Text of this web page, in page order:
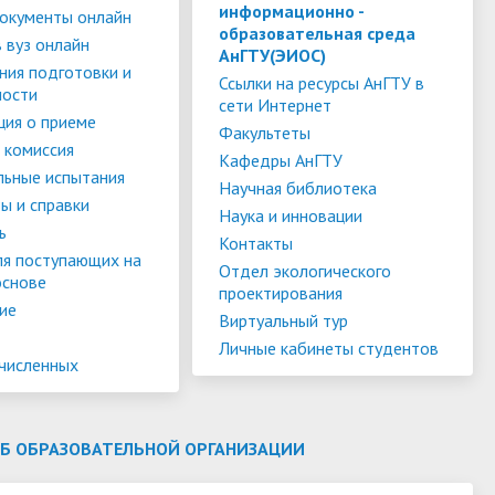
Финансово-хозяйственная
деятельность
Организация питания в
образовательной организации
Информация Министерства науки и
высшего образования РФ
Международное сотрудничество
Информационная поддержка
сотрудников и обучающихся по
вопросам коронавирусной
инфекции и организации
дистанционного обучения
платной основе
Для поступающих из ДНР, ЛНР,
Запорожской области и
Херсонской области
Дополнительный прием
онлайн
онлайн
подготовки и
о приеме
испытания
и справки
поступающих на
информационно -
образовательная среда
АнГТУ(ЭИОС)
Ссылки на ресурсы АнГТУ в
сети Интернет
Факультеты
Кафедры АнГТУ
Научная библиотека
Наука и инновации
Контакты
Отдел экологического
проектирования
Виртуальный тур
Личные кабинеты студентов
ОБРАЗОВАТЕЛЬНОЙ ОРГАНИЗАЦИИ